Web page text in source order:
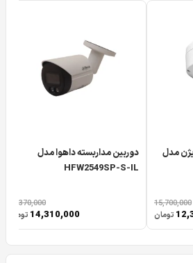
مداربسته داهوا
مدل
15,700,000
تومان
دوربین مداربسته داهوا مدل
HFW2549SP-S-IL
17,370,000
14,310,000 تومان